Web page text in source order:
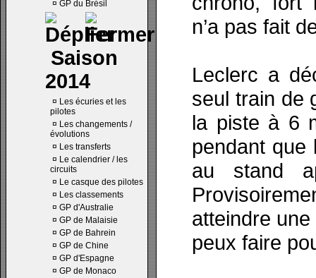
¤ GP du Brésil
Saison
2014
¤ Les écuries et les
pilotes
¤ Les changements /
évolutions
¤ Les transferts
¤ Le calendrier / les
circuits
¤ Le casque des pilotes
¤ Les classements
¤ GP d'Australie
¤ GP de Malaisie
¤ GP de Bahrein
¤ GP de Chine
¤ GP d'Espagne
¤ GP de Monaco
n’a pas fait
Leclerc a
seul train de
la piste à 6
pendant que
au stand
atteindre
peux faire